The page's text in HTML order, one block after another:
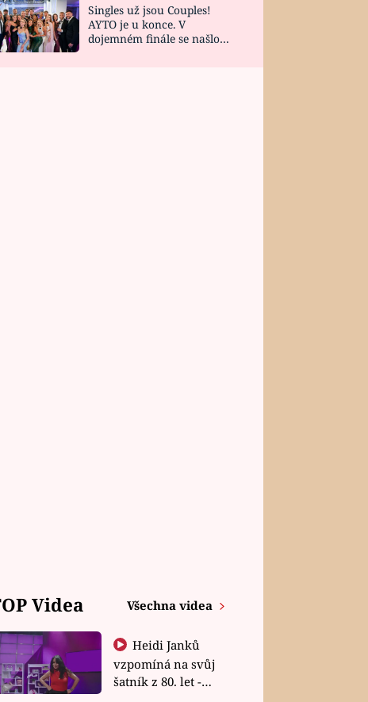
Singles už jsou Couples!
AYTO je u konce. V
dojemném finále se našlo
Videa Všechna videa
Heidi Janků
vzpomíná na svůj
šatník z 80. let -